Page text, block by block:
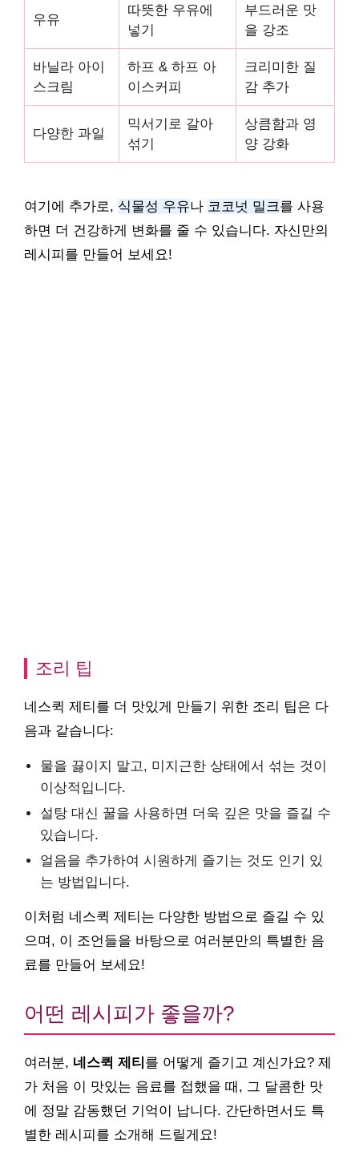
우유
따뜻한 우유에
넣기
부드러운 맛
을 강조
바닐라 아이
스크림
하프 & 하프 아
이스커피
크리미한 질
감 추가
다양한 과일
믹서기로 갈아
섞기
상큼함과 영
양 강화
여기에 추가로, 식물성 우유나 코코넛 밀크를 사용
하면 더 건강하게 변화를 줄 수 있습니다. 자신만의
레시피를 만들어 보세요!
조리 팁
네스퀵 제티를 더 맛있게 만들기 위한 조리 팁은 다
음과 같습니다:
물을 끓이지 말고, 미지근한 상태에서 섞는 것이
이상적입니다.
설탕 대신 꿀을 사용하면 더욱 깊은 맛을 즐길 수
있습니다.
얼음을 추가하여 시원하게 즐기는 것도 인기 있
는 방법입니다.
이처럼 네스퀵 제티는 다양한 방법으로 즐길 수 있
으며, 이 조언들을 바탕으로 여러분만의 특별한 음
료를 만들어 보세요!
어떤 레시피가 좋을까?
여러분, 네스퀵 제티 를 어떻게 즐기고 계신가요? 제
가 처음 이 맛있는 음료를 접했을 때, 그 달콤한 맛
에 정말 감동했던 기억이 납니다. 간단하면서도 특
별한 레시피를 소개해 드릴게요!